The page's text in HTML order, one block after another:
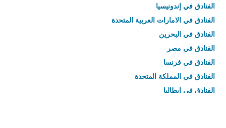
الفنادق في إندونيسيا
الفنادق في الامارات العربية المتحدة
الفنادق في البحرين
الفنادق في مصر
الفنادق في فرنسا
الفنادق في المملكة المتحدة
الفنادق في إيطاليا